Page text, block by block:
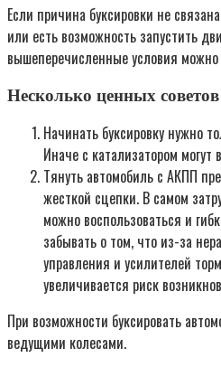
Если причина буксировки не
или есть возможность запустить
вышеперечисленные условия
Несколько ценных советов
Начинать буксировку нужно
Иначе с катализатором могут
Тянуть автомобиль с АКПП
жесткой сцепки. В самом
можно воспользоваться и
забывать о том, что из-за
управления и усилителей
увеличивается риск
При возможности буксировать
ведущими колесами.